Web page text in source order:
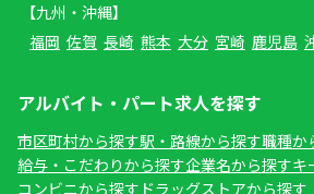
【九州・沖縄】
福岡 佐賀 長崎 熊本 大分 宮崎 鹿児島
アルバイト・パート求人を探す
市区町村から探す駅・路線から探す職種か
給与・こだわりから探す企業名から探すキ
コンビニから探す ドラッグストアから探す